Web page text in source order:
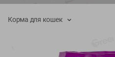
Корма для кошек